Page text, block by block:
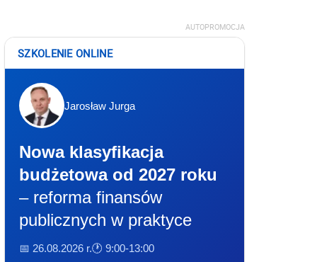
AUTOPROMOCJA
SZKOLENIE ONLINE
Jarosław Jurga
Nowa klasyfikacja
budżetowa od 2027 roku
– reforma finansów
publicznych w praktyce
📅 26.08.2026 r.🕐 9:00-13:00